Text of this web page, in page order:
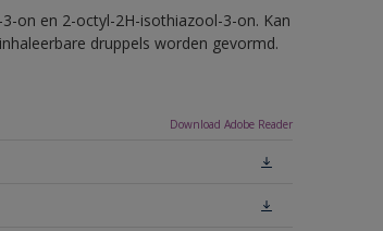
on en 2-octyl-2H-isothiazool-3-on. Kan
druppels worden gevormd.
Download Adobe Reader